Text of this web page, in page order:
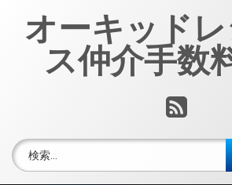
オーキッド
ス仲介手数
RSS
検索: